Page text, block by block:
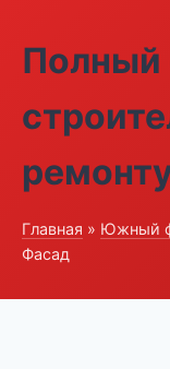
Полный
Главная » Южный
Фасад